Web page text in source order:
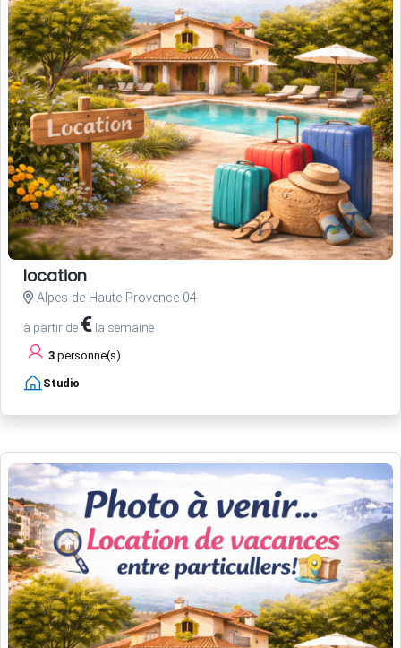
location
Alpes-de-Haute-Provence 04
à partir de € la semaine
3 personne(s)
Studio